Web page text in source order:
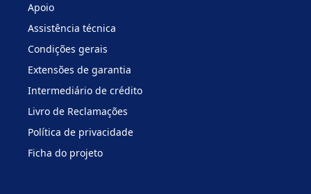
Apoio
Assistência técnica
Condições gerais
Extensões de garantia
Intermediário de crédito
Livro de Reclamações
Política de privacidade
Ficha do projeto